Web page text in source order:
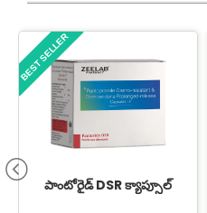
పాంటోరైడ్ DSR క్యాప్సూల్
BEST SELLER